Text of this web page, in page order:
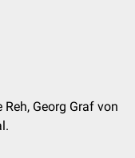
Reh, Georg Graf von